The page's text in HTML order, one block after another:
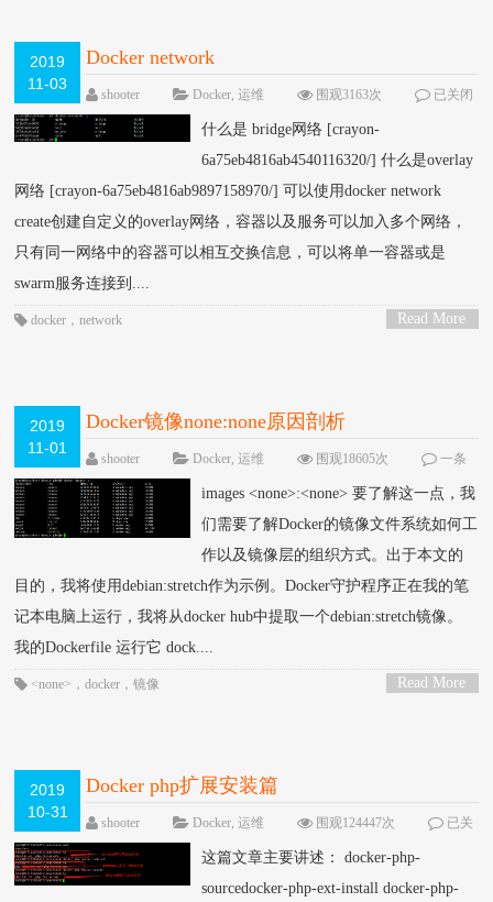
2019
11-03
Docker network
shooter Docker,运维 围观3163次
已关闭
评论
什么是 bridge网络 [crayon-
6a75eb4816ab4540116320/] 什么是overlay
网络 [crayon-6a75eb4816ab9897158970/] 可以使用docker network
create创建自定义的overlay网络，容器以及服务可以加入多个网络，
只有同一网络中的容器可以相互交换信息，可以将单一容器或是
swarm服务连接到....
Read More
docker ，network
2019
11-01
Docker镜像none:none原因剖析
shooter Docker,运维 围观18605次
一条
评论
images <none>:<none> 要了解这一点，我
们需要了解Docker的镜像文件系统如何工
作以及镜像层的组织方式。出于本文的
目的，我将使用debian:stretch作为示例。Docker守护程序正在我的笔
记本电脑上运行，我将从docker hub中提取一个debian:stretch镜像。
我的Dockerfile 运行它 dock....
Read More
<none> ，docker ，镜像
2019
10-31
Docker php扩展安装篇
shooter Docker,运维 围观124447次
已关
闭评论
这篇文章主要讲述： docker-php-
sourcedocker-php-ext-install docker-php-